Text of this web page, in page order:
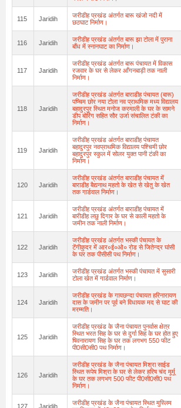
115 Jaridih
जरीडीह प्रखंड अंतर्गत बारू खंजो नदी में
छठघाट निर्माण।
116 Jaridih
जरीडीह प्रखंड अंतर्गत बारू झा टोला में पुराना
बाँध में स्नानघाट का निर्माण।
117 Jaridih
जरीडीह प्रखंड अंतर्गत बारू पंचायत में विकास
रजवार के घर से लेकर आँगनबाड़ी तक नाली
निर्माण।
118 Jaridih
जरीडीह प्रखंड अंतर्गत बाराडीह पंचायत (बारू)
पष्चिम छोर नया टोला नव प्राथमिक मध्य विद्यालय
बहादुरपुर स्थित मनोज करमाली के घर के सामने
डीप बोरिंग सहित सौर उर्जा संचालित टंकी का
निर्माण।
119 Jaridih
जरीडीह प्रखंड अंतर्गत बाराडीह पंचायत
बहादुरपुर नवप्राथमिक विद्यालय पश्चिमी छोर
बहादुरपुर स्कुल में सोलर युक्त पानी टंकी का
निर्माण।
120 Jaridih
जरीडीह प्रखंड अंतर्गत बाराडीह पंचायत में
बाराडीह बैद्यनाथ महतो के खेत से खेतु के खेत
तक गार्डवाल निर्माण।
121 Jaridih
जरीडीह प्रखंड अंतर्गत बाराडीह पंचायत में
बारीडीह लछु दिगार के घर से काली महतो के
जमीन तक नाली निर्माण।
122 Jaridih
जरीडीह प्रखंड अंतर्गत भस्की पंचायत के
टेंगीकुदर में आर०ई०ओ० रोड से जितेन्द्र घांसी
के घर तक पीसीसी पथ निर्माण।
123 Jaridih
जरीडीह प्रखंड अंतर्गत भस्की पंचायत में सुसारी
टोला खेत में गार्डवाल निर्माण।
124 Jaridih
जरीडीह प्रखंड के गायछन्दा पंचायत हरिनारायण
दास के जमीन पर पूर्व बने विधायक मद से घाट की
मरम्मति।
125 Jaridih
जरीडीह प्रखंड के जैना पंचायत पुनर्वास क्षेत्र
स्थित भरत सिह के घर से दुर्गा सिह के घर होत हुए
षिवनारायण सिह के घर तक लगभग 550 फीट
पी0सी0सी0 पथ निर्माण।
126 Jaridih
जरीडीह प्रखंड के जैना पंचायत मिश्रा साईड
स्थित रूपेष मिश्रा के घर से लेकर हरिष चंद मूर्मू
के घर तक लगभग 500 फीट पी0सी0सी0 पथ
निर्माण।
127 Jaridih
जरीडीह प्रखंड के जैना पंचायत स्थित मुस्लिम